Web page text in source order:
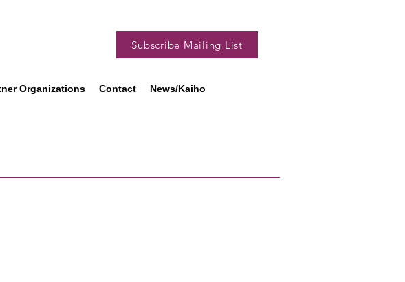
Subscribe Mailing List
Organizations Contact News/Kaiho